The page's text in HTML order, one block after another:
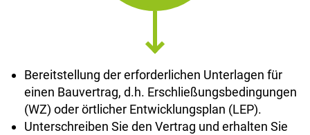
Bereitstellung der erforderlichen Unterlagen für
einen Bauvertrag, d.h. Erschließungsbedingungen
(WZ) oder örtlicher Entwicklungsplan (LEP).
Unterschreiben Sie den Vertrag und erhalten Sie